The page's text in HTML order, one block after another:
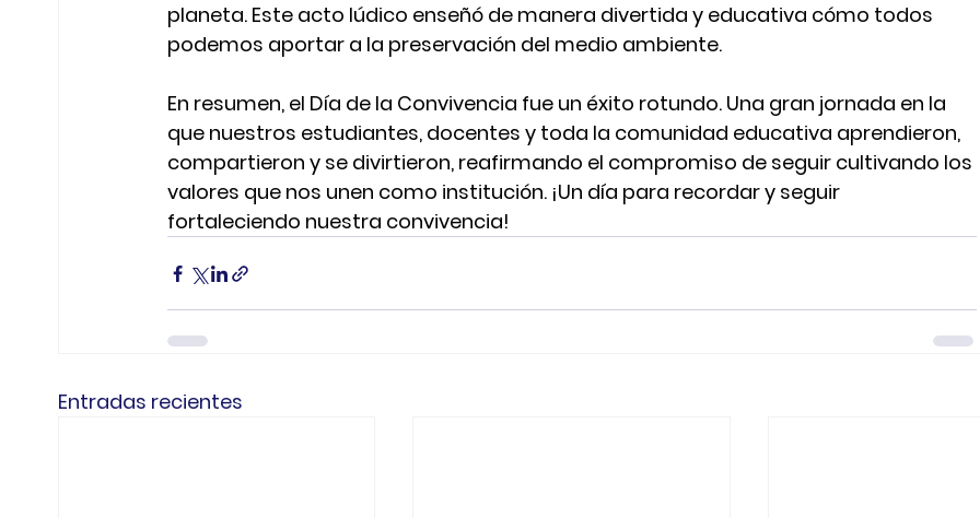
planeta. Este acto lúdico enseñó de manera divertida y educativa cómo todos
podemos aportar a la preservación del medio ambiente.
En resumen, el Día de la Convivencia fue un éxito rotundo. Una gran jornada en la
que nuestros estudiantes, docentes y toda la comunidad educativa aprendieron,
compartieron y se divirtieron, reafirmando el compromiso de seguir cultivando los
valores que nos unen como institución. ¡Un día para recordar y seguir
fortaleciendo nuestra convivencia!
Entradas recientes